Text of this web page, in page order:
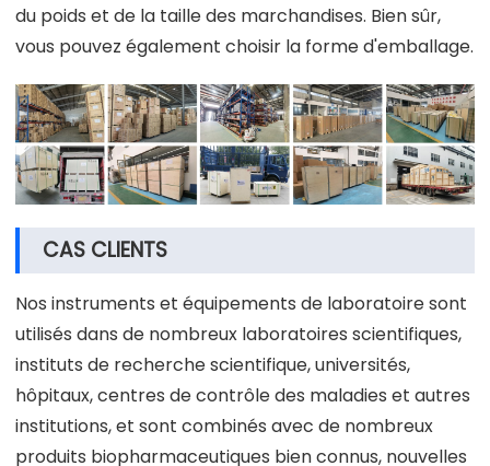
du poids et de la taille des marchandises. Bien sûr,
vous pouvez également choisir la forme d'emballage.
CAS CLIENTS
Nos instruments et équipements de laboratoire sont
utilisés dans de nombreux laboratoires scientifiques,
instituts de recherche scientifique, universités,
hôpitaux, centres de contrôle des maladies et autres
institutions, et sont combinés avec de nombreux
produits biopharmaceutiques bien connus, nouvelles